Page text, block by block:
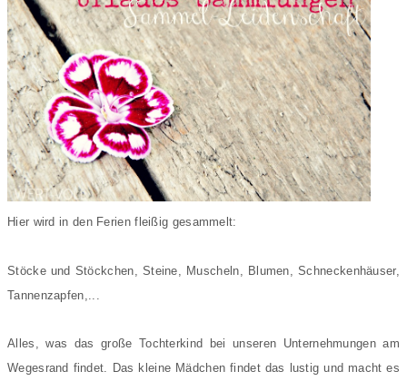
Hier wird in den Ferien fleißig gesammelt:
Stöcke und Stöckchen, Steine, Muscheln, Blumen, Schneckenhäuser,
Tannenzapfen,...
Alles, was das große Tochterkind bei unseren Unternehmungen am
Wegesrand findet. Das kleine Mädchen findet das lustig und macht es